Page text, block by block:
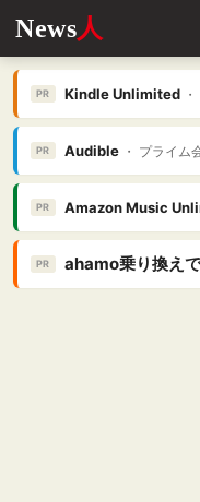
News人
PR Kindle Unlimited・
PR Audible・ プライム会
PR Amazon Music
PR ahamo乗り換えで